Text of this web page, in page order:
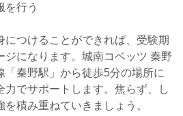
行う
につけることができれば、受験期
ジになります。城南コベッツ 秦野
「秦野駅」から徒歩5分の場所に
力でサポートします。焦らず、し
積み重ねていきましょう。